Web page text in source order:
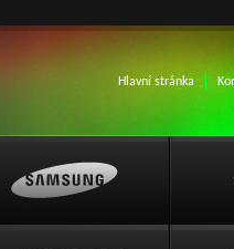
Hlavní stránka